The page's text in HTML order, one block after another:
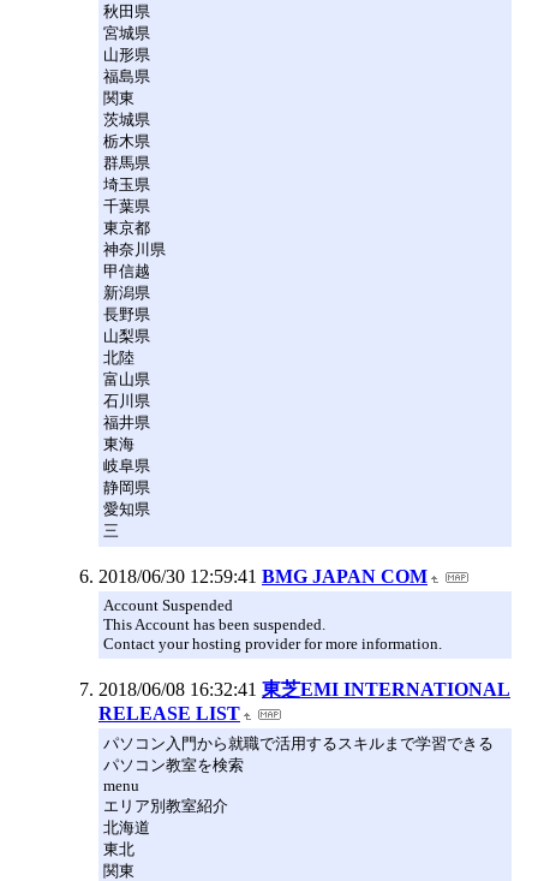
秋田県
宮城県
山形県
福島県
関東
茨城県
栃木県
群馬県
埼玉県
千葉県
東京都
神奈川県
甲信越
新潟県
長野県
山梨県
北陸
富山県
石川県
福井県
東海
岐阜県
静岡県
愛知県
三
2018/06/30 12:59:41 BMG JAPAN COM
Account Suspended
This Account has been suspended.
Contact your hosting provider for more information.
2018/06/08 16:32:41 東芝EMI INTERNATIONAL
RELEASE LIST
パソコン入門から就職で活用するスキルまで学習できる
パソコン教室を検索
menu
エリア別教室紹介
北海道
東北
関東